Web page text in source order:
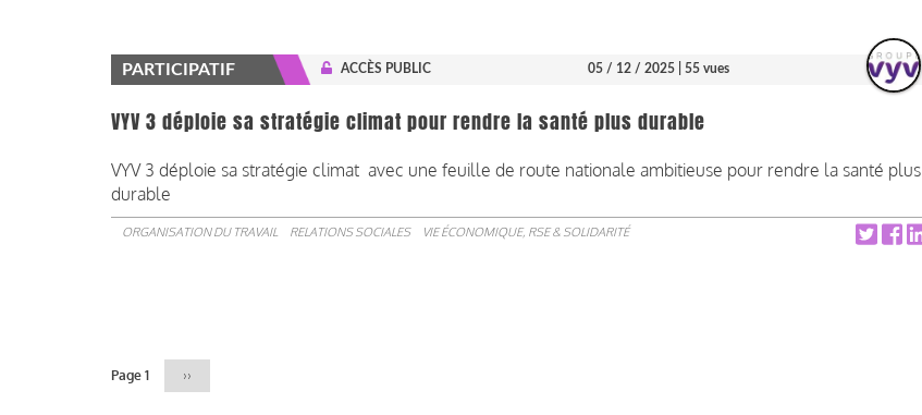
PARTICIPATIF ACCÈS PUBLIC 05 / 12 / 2025 | 55 vues
VYV 3 déploie sa stratégie climat pour rendre la santé plus durable
VYV 3 déploie sa stratégie climat avec une feuille de route nationale ambitieuse pour rendre la santé plus
durable
ORGANISATION DU TRAVAIL RELATIONS SOCIALES VIE ÉCONOMIQUE, RSE & SOLIDARITÉ
Page 1
Page
››